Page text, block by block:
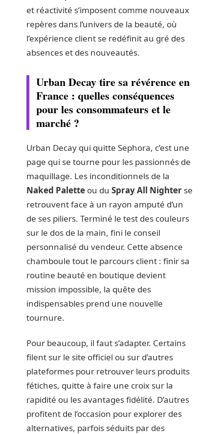
et réactivité s’imposent comme nouveaux
repères dans l’univers de la beauté, où
l’expérience client se redéfinit au gré des
absences et des nouveautés.
Urban Decay tire sa révérence en
France : quelles conséquences
pour les consommateurs et le
marché ?
Urban Decay qui quitte Sephora, c’est une
page qui se tourne pour les passionnés de
maquillage. Les inconditionnels de la
Naked Palette ou du Spray All Nighter se
retrouvent face à un rayon amputé d’un
de ses piliers. Terminé le test des couleurs
sur le dos de la main, fini le conseil
personnalisé du vendeur. Cette absence
chamboule tout le parcours client : finir sa
routine beauté en boutique devient
mission impossible, la quête des
indispensables prend une nouvelle
tournure.
Pour beaucoup, il faut s’adapter. Certains
filent sur le site officiel ou sur d’autres
plateformes pour retrouver leurs produits
fétiches, quitte à faire une croix sur la
rapidité ou les avantages fidélité. D’autres
profitent de l’occasion pour explorer des
alternatives, parfois séduits par des